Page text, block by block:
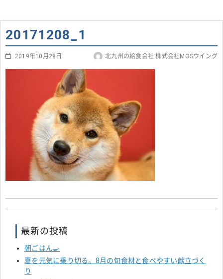
20171208_1
2019年10月28日 北九州の給食会社 株式会社MOSウイング
最新の投稿
朝ごはん🍳
夏を元気に乗り切る。8月の旬食材と食べやすい献立づく
り